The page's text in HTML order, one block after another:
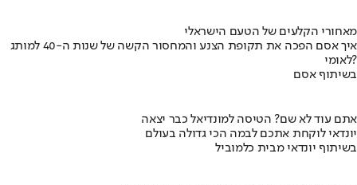
מאחורי הקלעים של הטעם הישראלי
איך אסם הפכה את תקופת הצנע והמחסור הקשה של שנות ה-40 למותג
לאומי?
בשיתוף אסם
אתם עוד לא שם? הטיסה למונדיאל כבר יצאה
יונדאי לוקחת אתכם לבמה הכי גדולה בעולם
בשיתוף יונדאי מבית כלמוביל